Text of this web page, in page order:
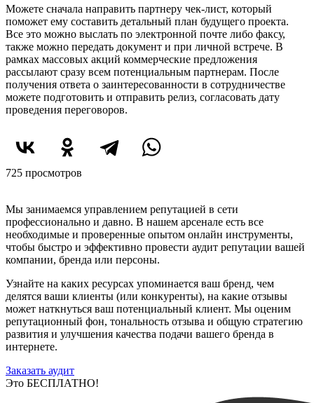
Можете сначала направить партнеру чек-лист, который
поможет ему составить детальный план будущего проекта.
Все это можно выслать по электронной почте либо факсу,
также можно передать документ и при личной встрече. В
рамках массовых акций коммерческие предложения
рассылают сразу всем потенциальным партнерам. После
получения ответа о заинтересованности в сотрудничестве
можете подготовить и отправить релиз, согласовать дату
проведения переговоров.
725 просмотров
Мы занимаемся управлением репутацией в сети
профессионально и давно. В нашем арсенале есть все
необходимые и проверенные опытом онлайн инструменты,
чтобы быстро и эффективно провести аудит репутации вашей
компании, бренда или персоны.
Узнайте на каких ресурсах упоминается ваш бренд, чем
делятся ваши клиенты (или конкуренты), на какие отзывы
может наткнуться ваш потенциальный клиент. Мы оценим
репутационный фон, тональность отзыва и общую стратегию
развития и улучшения качества подачи вашего бренда в
интернете.
Заказать аудит
Это БЕСПЛАТНО!